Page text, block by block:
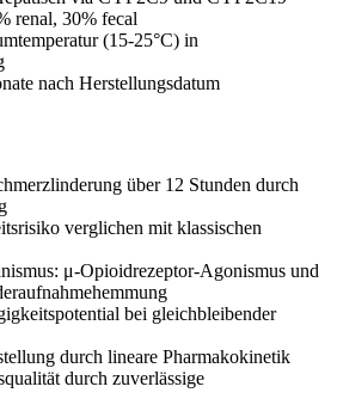
renal, 30% fecal
(15-25°C) in
nach Herstellungsdatum
über 12 Stunden durch
verglichen mit klassischen
μ-Opioidrezeptor-Agonismus und
bei gleichbleibender
durch lineare Pharmakokinetik
durch zuverlässige